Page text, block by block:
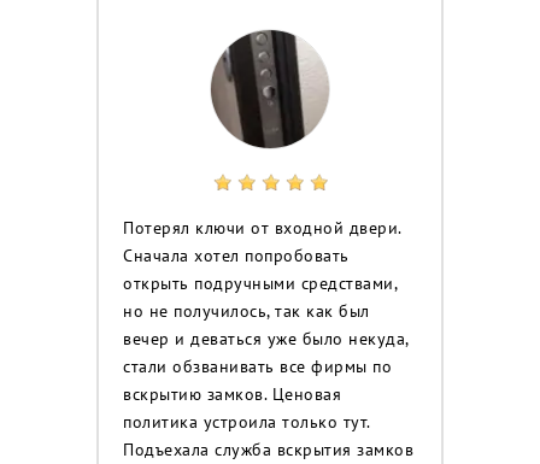
Потерял ключи от входной двери.
Сначала хотел попробовать
открыть подручными средствами,
но не получилось, так как был
вечер и деваться уже было некуда,
стали обзванивать все фирмы по
вскрытию замков. Ценовая
политика устроила только тут.
Подъехала служба вскрытия замков